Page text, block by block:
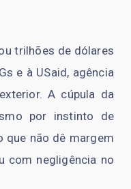
trilhões de dólares
e à USaid, agência
A cúpula da
por instinto de
que não dê margem
com negligência no